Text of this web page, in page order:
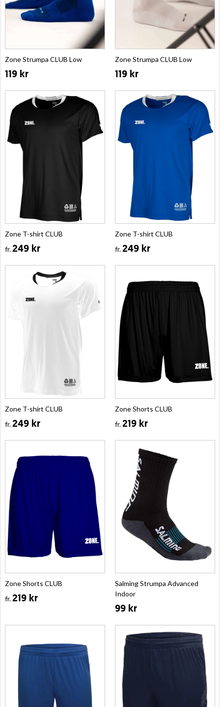
Zone Strumpa CLUB Low
119 kr
Zone Strumpa CLUB Low
119 kr
Zone T-shirt CLUB
fr.249 kr
Zone T-shirt CLUB
fr.249 kr
Zone T-shirt CLUB
fr.249 kr
Zone Shorts CLUB
fr.219 kr
Zone Shorts CLUB
fr.219 kr
Salming Strumpa Advanced
Indoor
99 kr